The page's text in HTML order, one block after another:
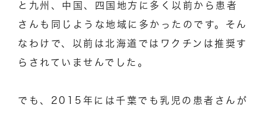
と九州、中国、四国地方に多く以前から患者
さんも同じような地域に多かったのです。そん
なわけで、以前は北海道ではワクチンは推奨す
らされていませんでした。
でも、2015年には千葉でも乳児の患者さんが